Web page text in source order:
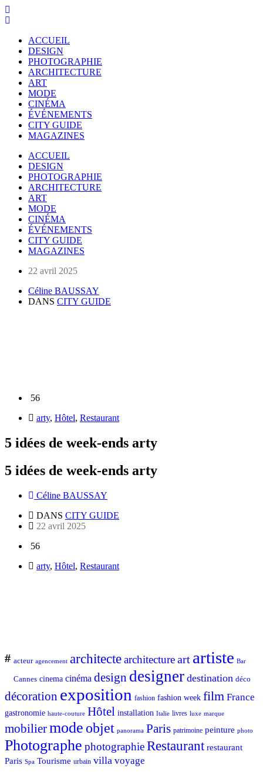
ACCUEIL
DESIGN
PHOTOGRAPHIE
ARCHITECTURE
ART
MODE
CINÉMA
ÉVÉNEMENTS
CITY GUIDE
MAGAZINES
ACCUEIL
DESIGN
PHOTOGRAPHIE
ARCHITECTURE
ART
MODE
CINÉMA
ÉVÉNEMENTS
CITY GUIDE
MAGAZINES
22 avril 2025
Céline BAUSSAY
DANS CITY GUIDE
56
arty, Hôtel, Restaurant
5 idées de week-ends arty
5 idées de week-ends arty
Céline BAUSSAY
DANS CITY GUIDE
22 avril 2025
56
arty, Hôtel, Restaurant
# acteur agencement architectearchitectureart artiste Bar
Cannes cinema cinéma design designer destination déco
décoration exposition fashion fashion week film France
gastronomie haute-couture Hôtel installation Italie livres luxe marque
mobiliermode objet panorama Paris patrimoine peinture photo
Photographe photographieRestaurant restaurant
Paris Spa Tourisme urbain villa voyage